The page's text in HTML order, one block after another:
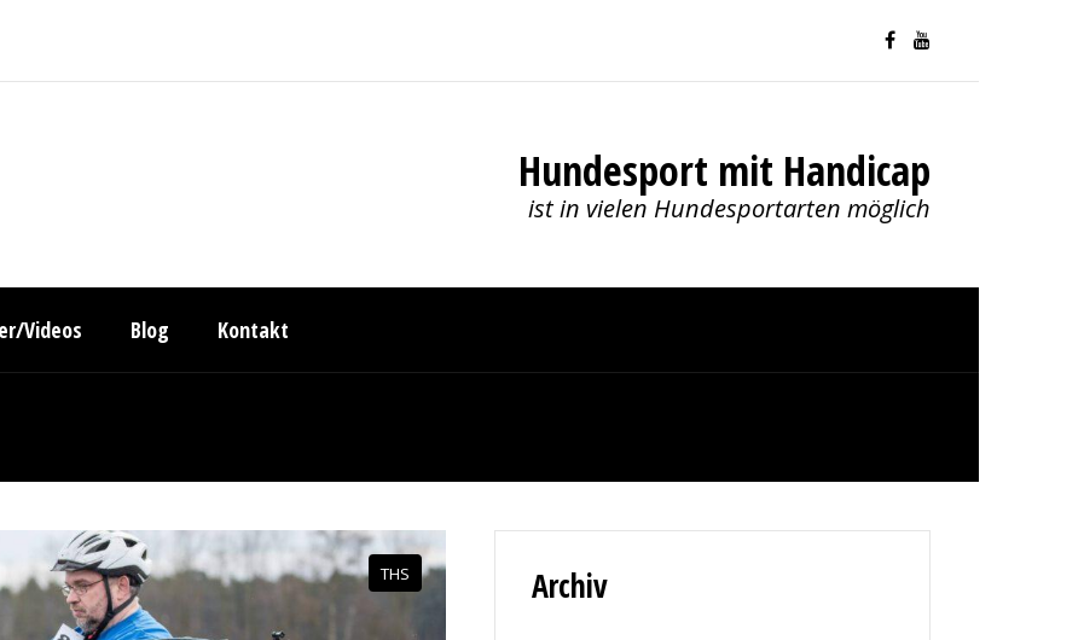
Hundesport mit Handicap
ist in vielen Hundesportarten möglich
Videos Blog Kontakt
THS Archiv